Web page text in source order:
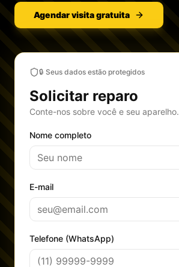
Agendar visita gratuita
🔒 Seus dados estão protegidos
Solicitar reparo
Conte-nos sobre você e seu aparelho.
Nome completo
E-mail
Telefone (WhatsApp)